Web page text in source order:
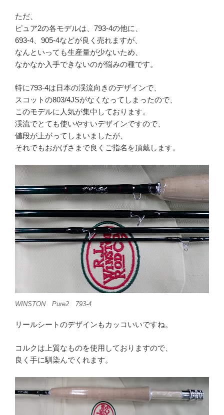
ただ、
ピュア2の各モデルは、793-4の他に、
693-4、905-4などが良く売れますが、
なんといっても生産量が少ないため、
なかなか入手できないのが悩みの種です。
特に793-4は日本の渓流向きのデザインで、
スコットの803/4JSがなくなってしまったので、
このモデルに人気が集中しております。
渓流でとても使いやすいデザインですので、
値段が上がってしまいましたが、
それでもおかげさまで良くご指名を頂戴します。
WINSTON Pure2 793-4
リールシートのデザインもカッコいいですね。
コルクは上質なものを使用しておりますので、
良く手に馴染んでくれます。